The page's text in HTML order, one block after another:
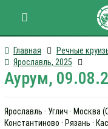
Главная Речные
Ярославль, 2025
Аурум,
Ярославль · Углич · Москва
Константиново · Рязань ·